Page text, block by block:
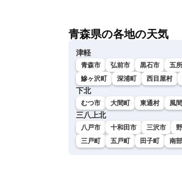
青森県の各地の天気
津軽
青森市 弘前市 黒石市 五
鰺ヶ沢町
深浦町 西目屋村
下北
むつ市 大間町 東通村 風
三八上北
八戸市 十和田市 三沢市
三戸町
五戸町 田子町 南